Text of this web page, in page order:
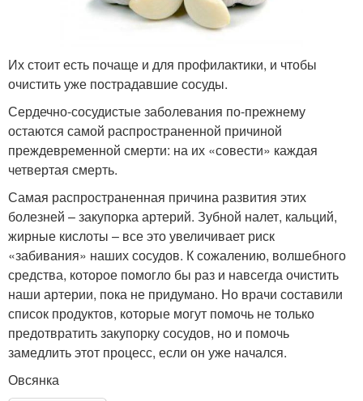
Их стоит есть почаще и для профилактики, и чтобы
очистить уже пострадавшие сосуды.
Сердечно-сосудистые заболевания по-прежнему
остаются самой распространенной причиной
преждевременной смерти: на их «совести» каждая
четвертая смерть.
Самая распространенная причина развития этих
болезней – закупорка артерий. Зубной налет, кальций,
жирные кислоты – все это увеличивает риск
«забивания» наших сосудов. К сожалению, волшебного
средства, которое помогло бы раз и навсегда очистить
наши артерии, пока не придумано. Но врачи составили
список продуктов, которые могут помочь не только
предотвратить закупорку сосудов, но и помочь
замедлить этот процесс, если он уже начался.
Овсянка